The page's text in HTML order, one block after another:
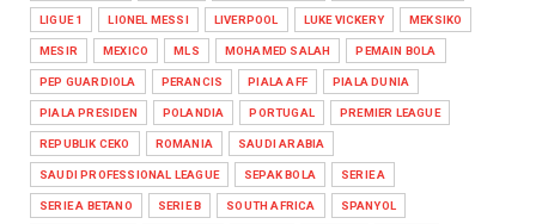
LIGUE 1 LIONEL MESSI LIVERPOOL LUKE VICKERY MEKSIKO
MESIR MEXICO MLS MOHAMED SALAH PEMAIN BOLA
PEP GUARDIOLA PERANCIS PIALA AFF PIALA DUNIA
PIALA PRESIDEN POLANDIA PORTUGAL PREMIER LEAGUE
REPUBLIK CEKO ROMANIA SAUDI ARABIA
SAUDI PROFESSIONAL LEAGUE SEPAK BOLA SERIE A
SERIE A BETANO SERIE B SOUTH AFRICA SPANYOL